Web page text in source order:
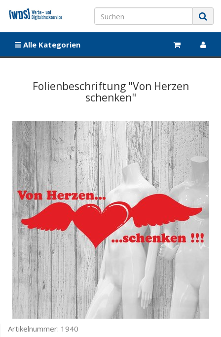
Alle Kategorien
Folienbeschriftung "Von Herzen
schenken"
Artikelnummer: 1940